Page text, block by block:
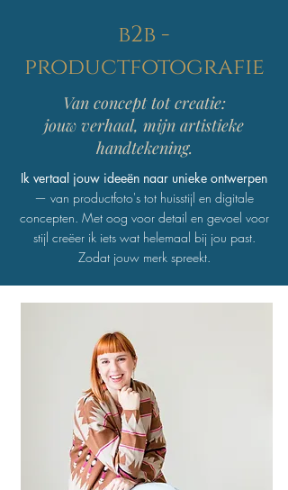
b2b -
productfotografie
Van concept tot creatie:
jouw verhaal, mijn artistieke
handtekening.
Ik vertaal jouw ideeën naar unieke ontwerpen
— van productfoto's tot huisstijl en digitale
concepten. Met oog voor detail en gevoel voor
stijl creëer ik iets wat helemaal bij jou past.
Zodat jouw merk spreekt.